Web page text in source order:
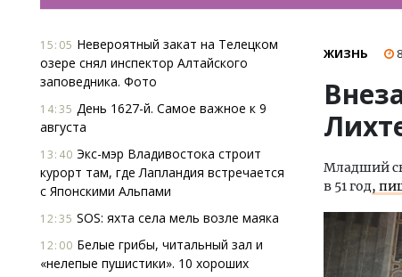
15:05 Невероятный закат на Телецком
озере снял инспектор Алтайского
заповедника. Фото
14:35 День 1627-й. Самое важное к 9
августа
13:40 Экс-мэр Владивостока строит
курорт там, где Лапландия встречается
с Японскими Альпами
12:35 SOS: яхта села мель возле маяка
12:00 Белые грибы, читальный зал и
«нелепые пушистики». 10 хороших
ЖИЗНЬ
Младший
в 51 год,